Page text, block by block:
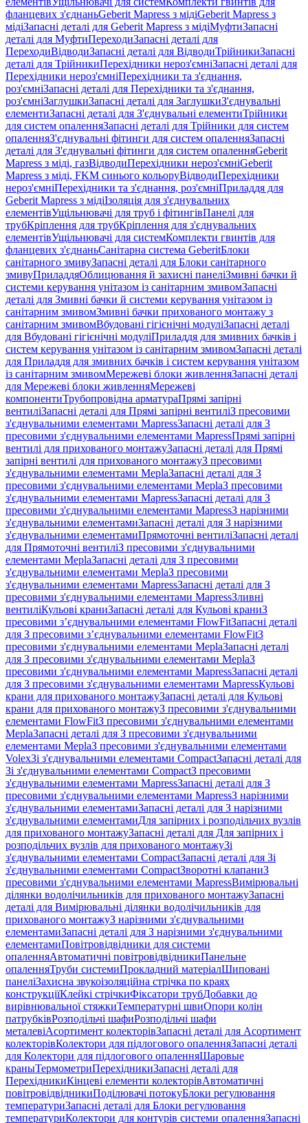
фланцевих з'єднаньGeberit Mapress з мідіGeberit Mapress з
мідіЗапасні деталі для Geberit Mapress з мідіМуфтиЗапасні
деталі для МуфтиПереходиЗапасні деталі для
ПереходиВідводиЗапасні деталі для ВідводиТрійникиЗапасні
деталі для ТрійникиПерехідники нероз'ємніЗапасні деталі для
Перехідники нероз'ємніПерехідники та з'єднання,
роз'ємніЗапасні деталі для Перехідники та з'єднання,
роз'ємніЗаглушкиЗапасні деталі для ЗаглушкиЗ'єднувальні
елементиЗапасні деталі для З'єднувальні елементиТрійники
для систем опаленняЗапасні деталі для Трійники для систем
опаленняЗ'єднувальні фітинги для систем опаленняЗапасні
деталі для З'єднувальні фітинги для систем опаленняGeberit
Mapress з міді, газВідводиПерехідники нероз'ємніGeberit
Mapress з міді, FKM синього кольоруВідводиПерехідники
нероз'ємніПерехідники та з'єднання, роз'ємніПриладдя для
Geberit Mapress з мідіІзоляція для з'єднувальних
елементівУщільнювачі для труб і фітингівПанелі для
трубКріплення для трубКріплення для з'єднувальних
елементівУщільнювачі для системКомплекти гвинтів для
фланцевих з'єднаньСанітарна система GeberitБлоки
санітарного змивуЗапасні деталі для Блоки санітарного
змивуПриладдяОблицювання й захисні панеліЗмивні бачки й
системи керування унітазом із санітарним змивомЗапасні
деталі для Змивні бачки й системи керування унітазом із
санітарним змивомЗмивні бачки прихованого монтажу з
санітарним змивомВбудовані гігієнічні модуліЗапасні деталі
для Вбудовані гігієнічні модуліПриладдя для змивних бачків і
систем керування унітазом із санітарним змивомЗапасні деталі
для Приладдя для змивних бачків і систем керування унітазом
із санітарним змивомМережеві блоки живленняЗапасні деталі
для Мережеві блоки живленняМережеві
компонентиТрубопровідна арматураПрямі запірні
вентиліЗапасні деталі для Прямі запірні вентиліЗ пресовими
з'єднувальними елементами MapressЗапасні деталі для З
пресовими з'єднувальними елементами MapressПрямі запірні
вентилі для прихованого монтажуЗапасні деталі для Прямі
запірні вентилі для прихованого монтажуЗ пресовими
з'єднувальними елементами MeplaЗапасні деталі для З
пресовими з'єднувальними елементами MeplaЗ пресовими
з'єднувальними елементами MapressЗапасні деталі для З
пресовими з'єднувальними елементами MapressЗ нарізними
з'єднувальними елементамиЗапасні деталі для З нарізними
з'єднувальними елементамиПрямоточні вентиліЗапасні деталі
для Прямоточні вентиліЗ пресовими з'єднувальними
елементами MeplaЗапасні деталі для З пресовими
з'єднувальними елементами MeplaЗ пресовими
з'єднувальними елементами MapressЗапасні деталі для З
пресовими з'єднувальними елементами MapressЗливні
вентиліКульові краниЗапасні деталі для Кульові краниЗ
пресовими з’єднувальними елементами FlowFitЗапасні деталі
для З пресовими з’єднувальними елементами FlowFitЗ
пресовими з'єднувальними елементами MeplaЗапасні деталі
для З пресовими з'єднувальними елементами MeplaЗ
пресовими з'єднувальними елементами MapressЗапасні деталі
для З пресовими з'єднувальними елементами MapressКульові
крани для прихованого монтажуЗапасні деталі для Кульові
крани для прихованого монтажуЗ пресовими з'єднувальними
елементами FlowFitЗ пресовими з'єднувальними елементами
MeplaЗапасні деталі для З пресовими з'єднувальними
елементами MeplaЗ пресовими з'єднувальними елементами
VolexЗі з'єднувальними елементами CompactЗапасні деталі для
Зі з'єднувальними елементами CompactЗ пресовими
з'єднувальними елементами MapressЗапасні деталі для З
пресовими з'єднувальними елементами MapressЗ нарізними
з'єднувальними елементамиЗапасні деталі для З нарізними
з'єднувальними елементамиДля запірних і розподільчих вузлів
для прихованого монтажуЗапасні деталі для Для запірних і
розподільчих вузлів для прихованого монтажуЗі
з'єднувальними елементами CompactЗапасні деталі для Зі
з'єднувальними елементами CompactЗворотні клапаниЗ
пресовими з'єднувальними елементами MapressВимірювальні
ділянки водолічильників для прихованого монтажуЗапасні
деталі для Вимірювальні ділянки водолічильників для
прихованого монтажуЗ нарізними з'єднувальними
елементамиЗапасні деталі для З нарізними з'єднувальними
елементамиПовітровідвідники для системи
опаленняАвтоматичні повітровідвідникиПанельне
опаленняТруби системиПрокладний матеріалШиповані
панеліЗахисна звукоізоляційна стрічка по краях
конструкціїКлейкі стрічкиФіксатори трубДобавки до
вирівнювальної стяжкиТемпературні швиОпори колін
патрубківРозподільчі шафиРозподільчі шафи
металевіАсортимент колекторівЗапасні деталі для Асортимент
колекторівКолектори для підлогового опаленняЗапасні деталі
для Колектори для підлогового опаленняШаровые
краныТермометриПерехідникиЗапасні деталі для
ПерехідникиКінцеві елементи колекторівАвтоматичні
повітровідвідникиПоділювачі потокуБлоки регулювання
температуриЗапасні деталі для Блоки регулювання
температуриКолектори для контурів системи опаленняЗапасні